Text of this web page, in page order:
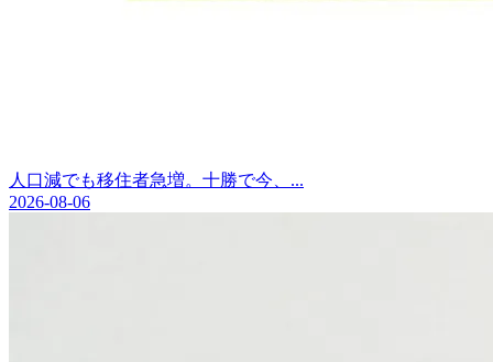
人口減でも移住者急増。十勝で今、...
2026-08-06